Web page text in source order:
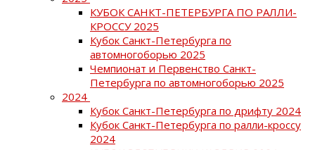
КУБОК САНКТ-ПЕТЕРБУРГА ПО РАЛЛИ-
КРОССУ 2025
Кубок Санкт-Петербурга по
автомногоборью 2025
Чемпионат и Первенство Санкт-
Петербурга по автомногоборью 2025
2024
Кубок Санкт-Петербурга по дрифту 2024
Кубок Санкт-Петербурга по ралли-кроссу
2024